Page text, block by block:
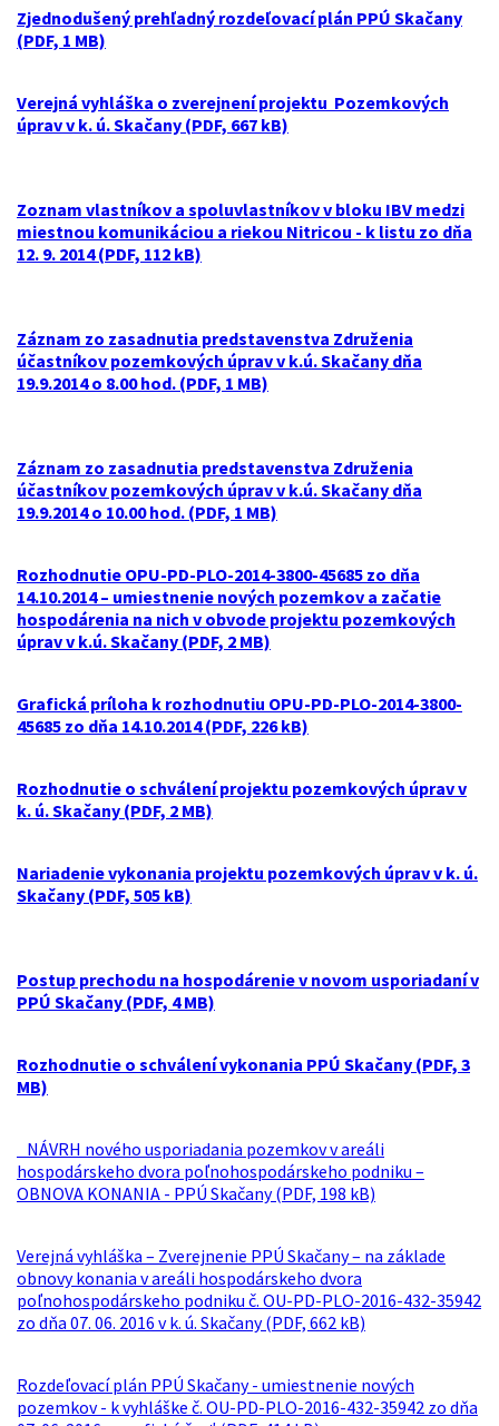
Zjednodušený prehľadný rozdeľovací plán PPÚ Skačany
(PDF, 1 MB)
Verejná vyhláška o zverejnení projektu Pozemkových
úprav v k. ú. Skačany (PDF, 667 kB)
Zoznam vlastníkov a spoluvlastníkov v bloku IBV medzi
miestnou komunikáciou a riekou Nitricou - k listu zo dňa
12. 9. 2014 (PDF, 112 kB)
Záznam zo zasadnutia predstavenstva Združenia
účastníkov pozemkových úprav v k.ú. Skačany dňa
19.9.2014 o 8.00 hod. (PDF, 1 MB)
Záznam zo zasadnutia predstavenstva Združenia
účastníkov pozemkových úprav v k.ú. Skačany dňa
19.9.2014 o 10.00 hod. (PDF, 1 MB)
Rozhodnutie OPU-PD-PLO-2014-3800-45685 zo dňa
14.10.2014 – umiestnenie nových pozemkov a začatie
hospodárenia na nich v obvode projektu pozemkových
úprav v k.ú. Skačany (PDF, 2 MB)
Grafická príloha k rozhodnutiu OPU-PD-PLO-2014-3800-
45685 zo dňa 14.10.2014 (PDF, 226 kB)
Rozhodnutie o schválení projektu pozemkových úprav v
k. ú. Skačany (PDF, 2 MB)
Nariadenie vykonania projektu pozemkových úprav v k. ú.
Skačany (PDF, 505 kB)
Postup prechodu na hospodárenie v novom usporiadaní v
PPÚ Skačany (PDF, 4 MB)
Rozhodnutie o schválení vykonania PPÚ Skačany (PDF, 3
MB)
NÁVRH nového usporiadania pozemkov v areáli
hospodárskeho dvora poľnohospodárskeho podniku –
OBNOVA KONANIA - PPÚ Skačany (PDF, 198 kB)
Verejná vyhláška – Zverejnenie PPÚ Skačany – na základe
obnovy konania v areáli hospodárskeho dvora
poľnohospodárskeho podniku č. OU-PD-PLO-2016-432-35942
zo dňa 07. 06. 2016 v k. ú. Skačany (PDF, 662 kB)
Rozdeľovací plán PPÚ Skačany - umiestnenie nových
pozemkov - k vyhláške č. OU-PD-PLO-2016-432-35942 zo dňa